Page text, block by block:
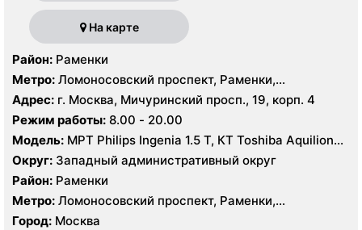
На карте
Район: Раменки
Метро: Ломоносовский проспект, Раменки,
Мичуринский проспект
Адрес: г. Москва, Мичуринский просп., 19, корп. 4
Режим работы: 8.00 - 20.00
Модель: МРТ Philips Ingenia 1.5 T, КТ Toshiba Aquilion
32 среза, УЗИ GE Logiq-9, Philips iU22
Округ: Западный административный округ
Район: Раменки
Метро: Ломоносовский проспект, Раменки,
Мичуринский проспект
Город: Москва